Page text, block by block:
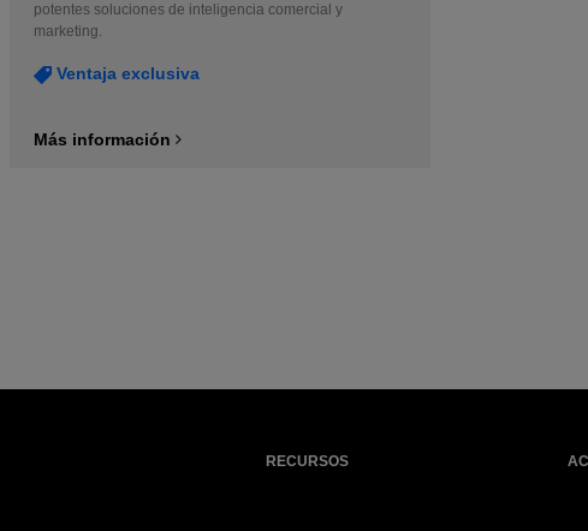
potentes soluciones de inteligencia comercial y
marketing.
Ventaja exclusiva
Más información
RECURSOS